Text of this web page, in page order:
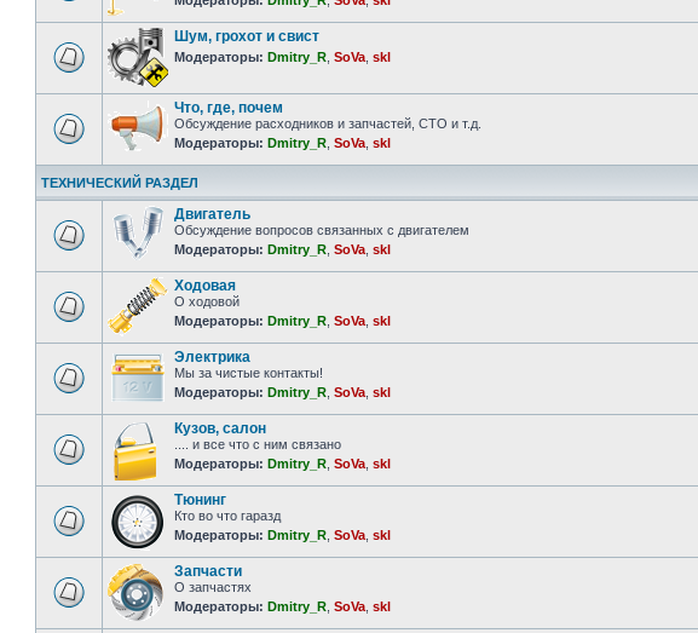
Шум, грохот и свист
Модераторы: Dmitry_R SoVa skl
Что, где, почем
Обсуждение расходников и запчастей, СТО и т.д.
Модераторы: Dmitry_R SoVa skl
ТЕХНИЧЕСКИЙ РАЗДЕЛ
Двигатель
Обсуждение вопросов связанных с двигателем
Модераторы: Dmitry_R SoVa skl
Ходовая
О ходовой
Модераторы: Dmitry_R SoVa skl
Электрика
Мы за чистые контакты!
Модераторы: Dmitry_R SoVa skl
Кузов, салон
.... и все что с ним связано
Модераторы: Dmitry_R SoVa skl
Тюнинг
Кто во что гаразд
Модераторы: Dmitry_R SoVa skl
Запчасти
О запчастях
Модераторы: Dmitry_R SoVa skl